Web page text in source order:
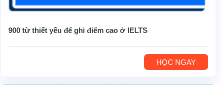
900 từ thiết yếu để ghi điểm cao ở IELTS
HỌC NGAY